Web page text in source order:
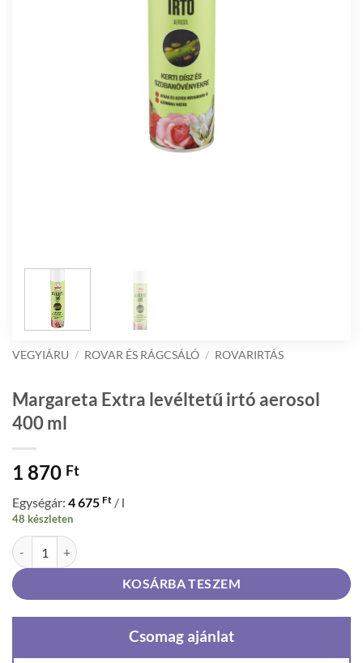
VEGYIÁRU / ROVAR ÉS RÁGCSÁLÓ / ROVARIRTÁS
Margareta Extra levéltetű irtó aerosol
400 ml
1 870 Ft
Egységár: 4 675 Ft / l
48 készleten
Margareta Extra levéltetű irtó aerosol 400 ml mennyiség
KOSÁRBA TESZEM
Csomag ajánlat